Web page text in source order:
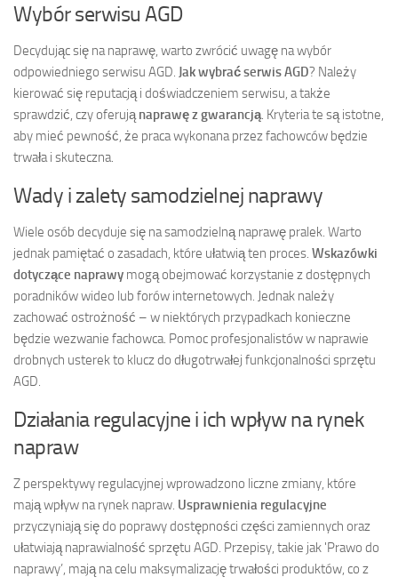
Wybór serwisu AGD
Decydując się na naprawę, warto zwrócić uwagę na wybór
odpowiedniego serwisu AGD. Jak wybrać serwis AGD? Należy
kierować się reputacją i doświadczeniem serwisu, a także
sprawdzić, czy oferująnaprawę z gwarancją. Kryteria te są istotne,
aby mieć pewność, że praca wykonana przez fachowców będzie
trwała i skuteczna.
Wady i zalety samodzielnej naprawy
Wiele osób decyduje się na samodzielną naprawę pralek. Warto
jednak pamiętać o zasadach, które ułatwią ten proces. Wskazówki
dotyczące naprawy mogą obejmować korzystanie z dostępnych
poradników wideo lub forów internetowych. Jednak należy
zachować ostrożność – w niektórych przypadkach konieczne
będzie wezwanie fachowca. Pomoc profesjonalistów w naprawie
drobnych usterek to klucz do długotrwałej funkcjonalności sprzętu
AGD.
Działania regulacyjne i ich wpływ na rynek
napraw
Z perspektywy regulacyjnej wprowadzono liczne zmiany, które
mają wpływ na rynek napraw. Usprawnienia regulacyjne
przyczyniają się do poprawy dostępności części zamiennych oraz
ułatwiają naprawialność sprzętu AGD. Przepisy, takie jak 'Prawo do
naprawy’, mają na celu maksymalizację trwałości produktów, co z